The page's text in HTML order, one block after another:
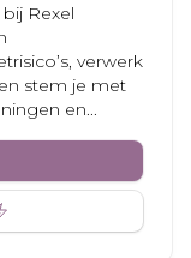
Rexel
verwerk
stem je met
en...